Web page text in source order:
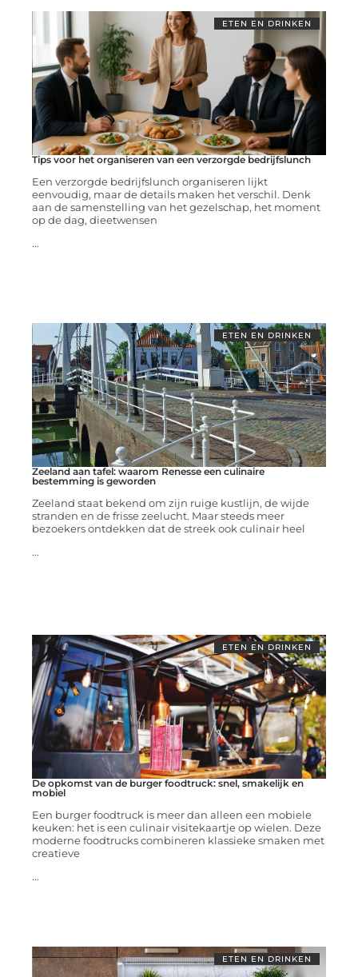
ETEN EN DRINKEN
Tips voor het organiseren van een verzorgde bedrijfslunch
Een verzorgde bedrijfslunch organiseren lijkt
eenvoudig, maar de details maken het verschil. Denk
aan de samenstelling van het gezelschap, het moment
op de dag, dieetwensen
...
ETEN EN DRINKEN
Zeeland aan tafel: waarom Renesse een culinaire
bestemming is geworden
Zeeland staat bekend om zijn ruige kustlijn, de wijde
stranden en de frisse zeelucht. Maar steeds meer
bezoekers ontdekken dat de streek ook culinair heel
...
ETEN EN DRINKEN
De opkomst van de burger foodtruck: snel, smakelijk en
mobiel
Een burger foodtruck is meer dan alleen een mobiele
keuken: het is een culinair visitekaartje op wielen. Deze
moderne foodtrucks combineren klassieke smaken met
creatieve
...
ETEN EN DRINKEN